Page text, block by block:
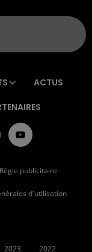
ACTUS
Régie publicitaire
d'utilisation
2023 2022